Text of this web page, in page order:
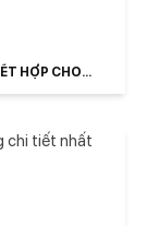
HỢP CHO